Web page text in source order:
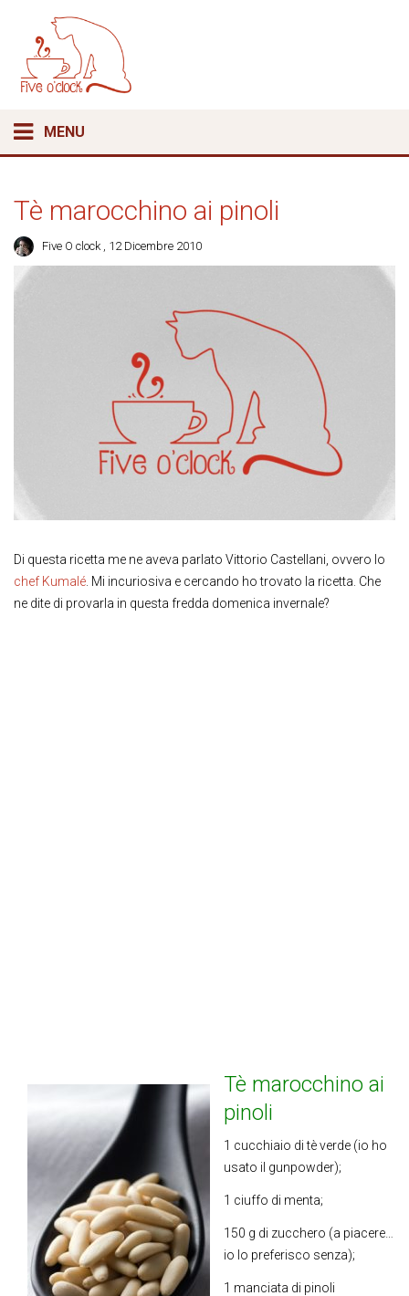
MENU
Tè marocchino ai pinoli
Five O clock , 12 Dicembre 2010
Di questa ricetta me ne aveva parlato Vittorio Castellani, ovvero lo
chef Kumalé . Mi incuriosiva e cercando ho trovato la ricetta. Che
ne dite di provarla in questa fredda domenica invernale?
Tè marocchino ai
pinoli
1 cucchiaio di tè verde (io ho
usato il gunpowder);
1 ciuffo di menta;
150 g di zucchero (a piacere…
io lo preferisco senza);
1 manciata di pinoli